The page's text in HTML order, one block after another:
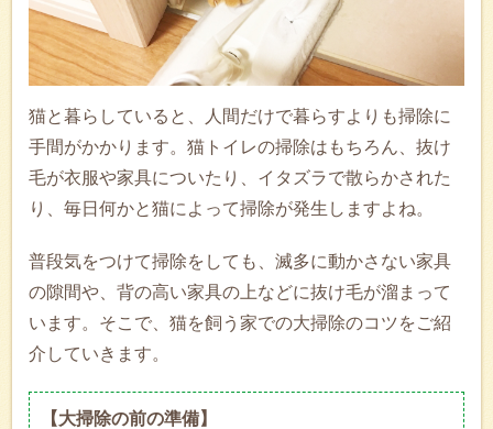
猫と暮らしていると、人間だけで暮らすよりも掃除に
手間がかかります。猫トイレの掃除はもちろん、抜け
毛が衣服や家具についたり、イタズラで散らかされた
り、毎日何かと猫によって掃除が発生しますよね。
普段気をつけて掃除をしても、滅多に動かさない家具
の隙間や、背の高い家具の上などに抜け毛が溜まって
います。そこで、猫を飼う家での大掃除のコツをご紹
介していきます。
【大掃除の前の準備】